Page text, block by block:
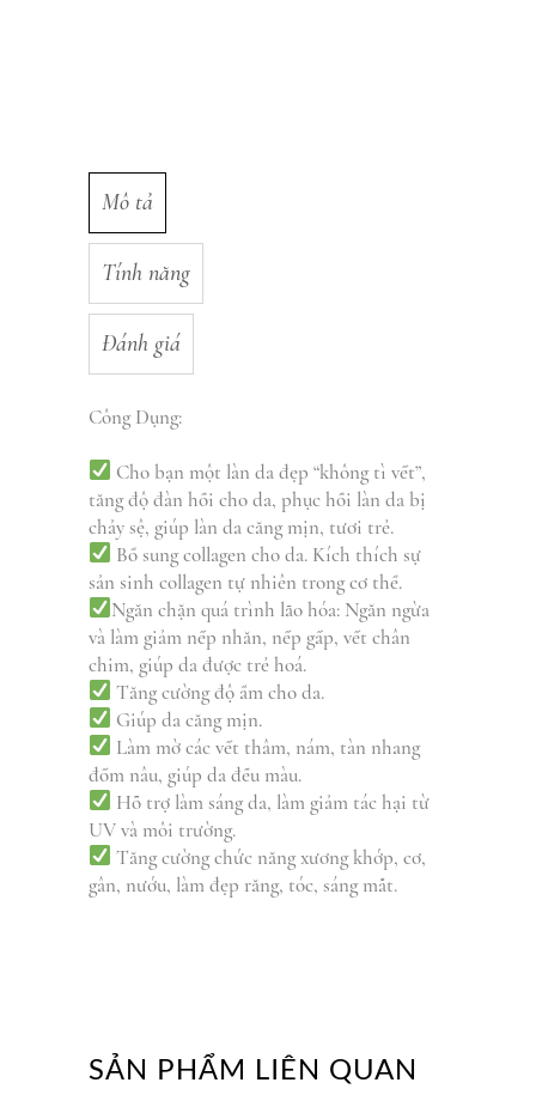
Mô tả
Tính năng
Đánh giá
Công Dụng:
Cho bạn một làn da đẹp “không tì vết”,
tăng độ đàn hồi cho da, phục hồi làn da bị
chảy sệ, giúp làn da căng mịn, tươi trẻ.
Bổ sung collagen cho da. Kích thích sự
sản sinh collagen tự nhiên trong cơ thể.
Ngăn chặn quá trình lão hóa: Ngăn ngừa
và làm giảm nếp nhăn, nếp gấp, vết chân
chim, giúp da được trẻ hoá.
Tăng cường độ ẩm cho da.
Giúp da căng mịn.
Làm mờ các vết thâm, nám, tàn nhang
đốm nâu, giúp da đều màu.
Hỗ trợ làm sáng da, làm giảm tác hại từ
UV và môi trường.
Tăng cường chức năng xương khớp, cơ,
gân, nướu, làm đẹp răng, tóc, sáng mắt.
SẢN PHẨM LIÊN QUAN